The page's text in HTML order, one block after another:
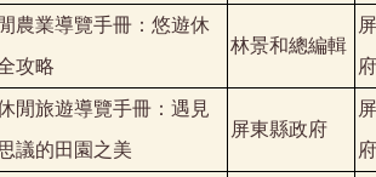
農業導覽手冊：悠遊休
攻略
林景和總編輯
府
閒旅遊導覽手冊：遇見
議的田園之美
屏東縣政府
府